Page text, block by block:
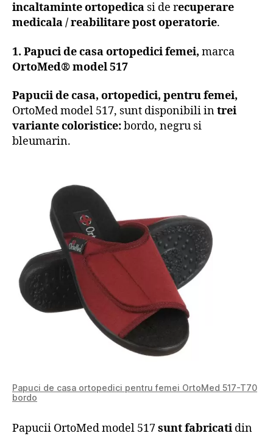
incaltaminte ortopedica si de recuperare
medicala / reabilitare post operatorie.
1. Papuci de casa ortopedici femei, marca
OrtoMed® model 517
Papucii de casa, ortopedici, pentru femei,
OrtoMed model 517, sunt disponibili intrei
variante coloristice:bordo, negru si
bleumarin.
Papuci de casa ortopedici pentru femei OrtoMed 517-T70
bordo
Papucii OrtoMed model 517sunt fabricati din